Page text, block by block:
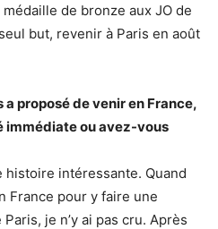
de bronze aux JO de
but, revenir à Paris en août
a proposé de venir en France,
ou avez-vous
histoire intéressante. Quand
France pour y faire une
je n’y ai pas cru. Après